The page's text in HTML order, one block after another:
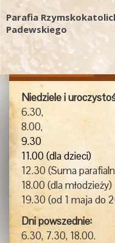
Parafia
Padewskiego
Msze Św.
Niedziele i
6.30,
8.00,
9.30
11.00 (dla dzieci)
12.30 (Suma
18.00 (dla młodzieży)
19.30 (od 1 maja do
Dni powszednie:
6.30, 7.30, 18.00.